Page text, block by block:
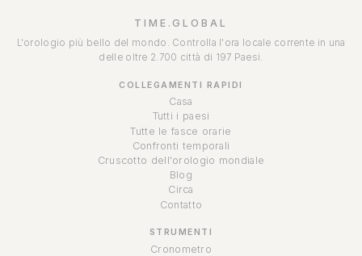
TIME.GLOBAL
L'orologio più bello del mondo. Controlla l'ora locale corrente in una
delle oltre 2.700 città di 197 Paesi.
COLLEGAMENTI RAPIDI
Casa
Tutti i paesi
Tutte le fasce orarie
Confronti temporali
Cruscotto dell'orologio mondiale
Blog
Circa
Contatto
STRUMENTI
Cronometro